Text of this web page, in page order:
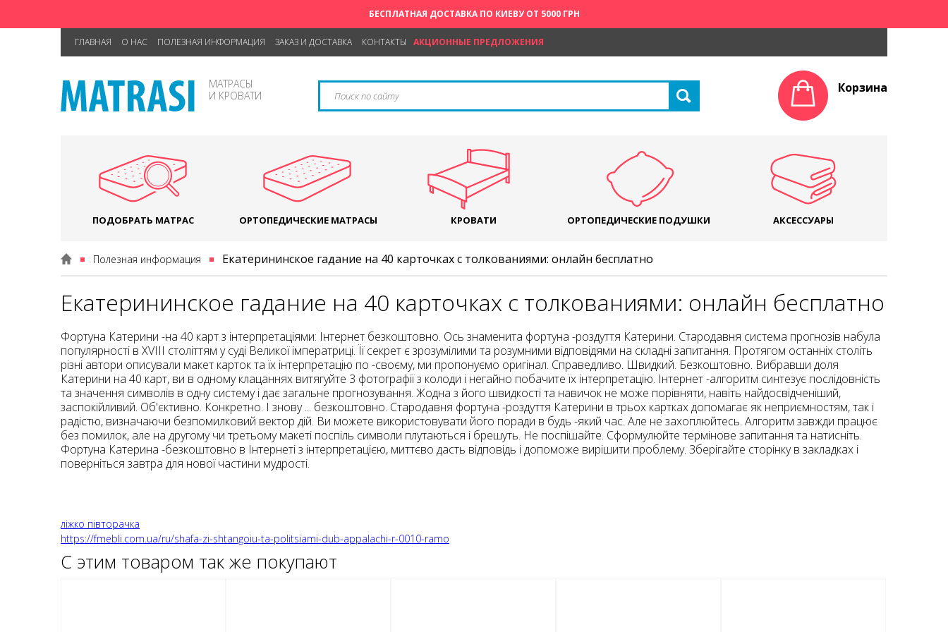
БЕСПЛАТНАЯ ДОСТАВКА ПО КИЕВУ ОТ 5000 ГРН
ГЛАВНАЯ О НАС ПОЛЕЗНАЯ ИНФОРМАЦИЯ ЗАКАЗ И ДОСТАВКА КОНТАКТЫ АКЦИОННЫЕ ПРЕДЛОЖЕНИЯ
МАТРАСЫ
И КРОВАТИ
Корзина
ПОДОБРАТЬ МАТРАС ОРТОПЕДИЧЕСКИЕ МАТРАСЫ КРОВАТИ ОРТОПЕДИЧЕСКИЕ ПОДУШКИ АКСЕССУАРЫ
Полезная информация Екатерининское гадание на 40 карточках с толкованиями: онлайн бесплатно
Екатерининское гадание на 40 карточках с толкованиями: онлайн бесплатно
Фортуна Катерини -на 40 карт з інтерпретаціями: Інтернет безкоштовно. Ось знаменита фортуна -роздуття Катерини. Стародавня система прогнозів набула
популярності в XVIII століттям у суді Великої імператриці. Її секрет є зрозумілими та розумними відповідями на складні запитання. Протягом останніх століть
різні автори описували макет карток та їх інтерпретацію по -своєму, ми пропонуємо оригінал. Справедливо. Швидкий. Безкоштовно. Вибравши доля
Катерини на 40 карт, ви в одному клацаннях витягуйте 3 фотографії з колоди і негайно побачите їх інтерпретацію. Інтернет -алгоритм синтезує послідовність
та значення символів в одну систему і дає загальне прогнозування. Жодна з його швидкості та навичок не може порівняти, навіть найдосвідченіший,
заспокійливий. Об'єктивно. Конкретно. І знову ... безкоштовно. Стародавня фортуна -роздуття Катерини в трьох картках допомагає як неприємностям, так і
радістю, визначаючи безпомилковий вектор дій. Ви можете використовувати його поради в будь -який час. Але не захоплюйтесь. Алгоритм завжди працює
без помилок, але на другому чи третьому макеті поспіль символи плутаються і брешуть. Не поспішайте. Сформулюйте термінове запитання та натисніть.
Фортуна Катерина -безкоштовно в Інтернеті з інтерпретацією, миттєво дасть відповідь і допоможе вирішити проблему. Зберігайте сторінку в закладках і
поверніться завтра для нової частини мудрості.
ліжко півторачка
https://fmebli.com.ua/ru/shafa-zi-shtangoiu-ta-politsiami-dub-appalachi-r-0010-ramo
С этим товаром так же покупают